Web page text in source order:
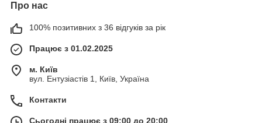
Про нас
100% позитивних з 36 відгуків за рік
Працює з 01.02.2025
м. Київ
вул. Ентузіастів 1, Київ, Україна
Контакти
Сьогодні працює з 09:00 до 20:00